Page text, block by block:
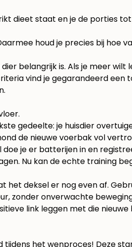
dieet staat en je de porties
houd je precies bij hoe
belangrijk is. Als je meer wilt
vind je gegarandeerd een
.
gedeelte: je huisdier
de nieuwe voerbak vol
je er batterijen in en
Nu kan de echte training
het deksel er nog even af.
zonder onverwachte
link leggen met die
tijdens het wenproces! Deze